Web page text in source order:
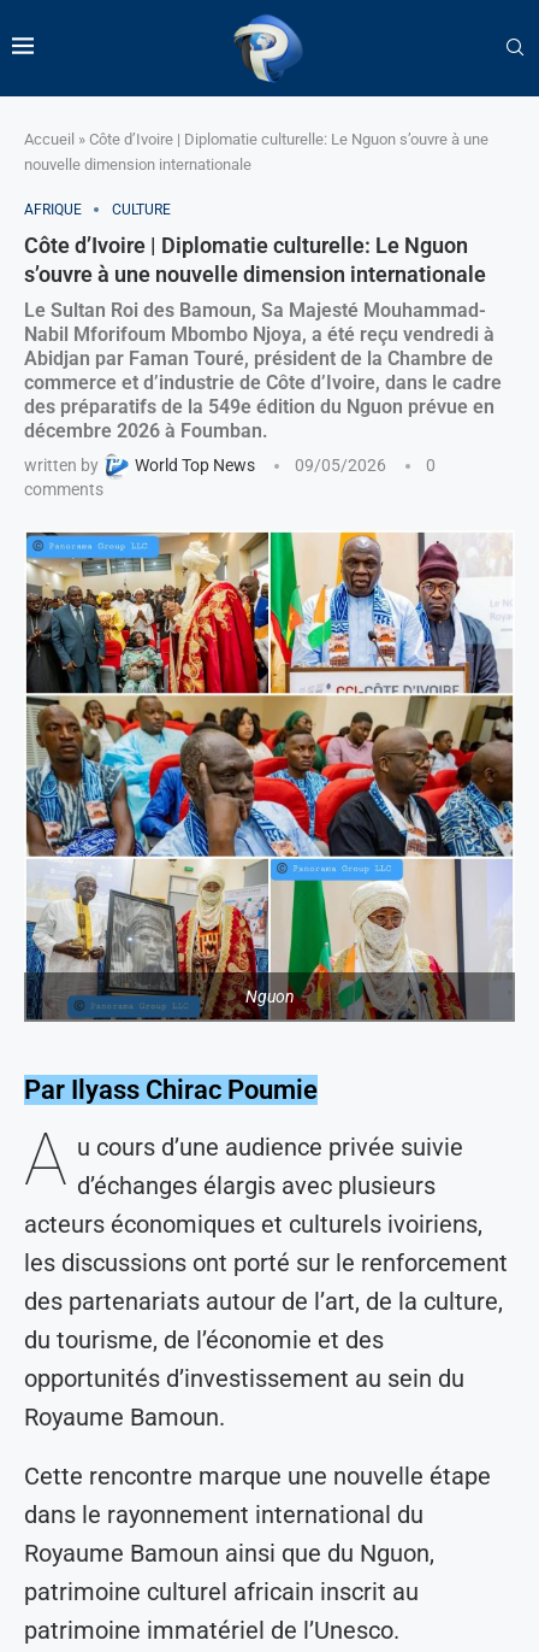
Accueil » Côte d’Ivoire | Diplomatie culturelle: Le Nguon s’ouvre à une
nouvelle dimension internationale
AFRIQUE CULTURE
Côte d’Ivoire | Diplomatie culturelle: Le Nguon
s’ouvre à une nouvelle dimension internationale
Le Sultan Roi des Bamoun, Sa Majesté Mouhammad-
Nabil Mforifoum Mbombo Njoya, a été reçu vendredi à
Abidjan par Faman Touré, président de la Chambre de
commerce et d’industrie de Côte d’Ivoire, dans le cadre
des préparatifs de la 549e édition du Nguon prévue en
décembre 2026 à Foumban.
written by World Top News 09/05/2026
0
comments
Nguon
Par Ilyass Chirac Poumie
A u cours d’une audience privée suivie
d’échanges élargis avec plusieurs
acteurs économiques et culturels ivoiriens,
les discussions ont porté sur le renforcement
des partenariats autour de l’art, de la culture,
du tourisme, de l’économie et des
opportunités d’investissement au sein du
Royaume Bamoun.
Cette rencontre marque une nouvelle étape
dans le rayonnement international du
Royaume Bamoun ainsi que du Nguon,
patrimoine culturel africain inscrit au
patrimoine immatériel de l’Unesco.